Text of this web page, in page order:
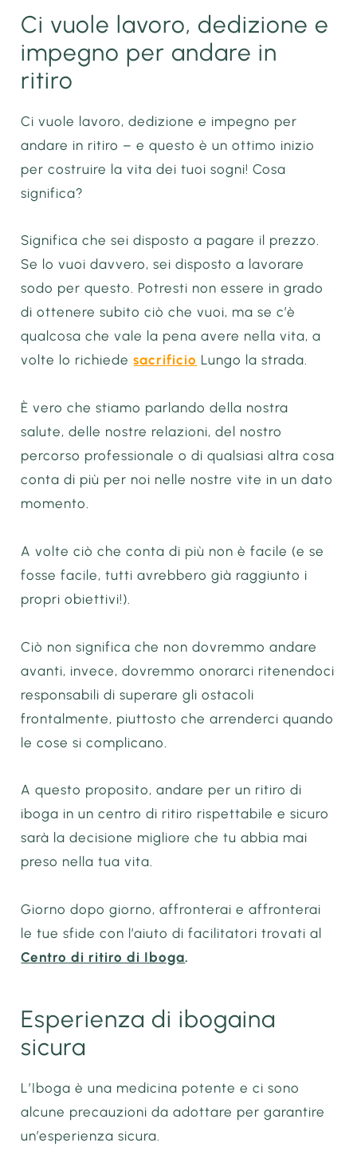
Ci vuole lavoro, dedizione e
impegno per andare in
ritiro
Ci vuole lavoro, dedizione e impegno per
andare in ritiro – e questo è un ottimo inizio
per costruire la vita dei tuoi sogni! Cosa
significa?
Significa che sei disposto a pagare il prezzo.
Se lo vuoi davvero, sei disposto a lavorare
sodo per questo. Potresti non essere in grado
di ottenere subito ciò che vuoi, ma se c’è
qualcosa che vale la pena avere nella vita, a
volte lo richiedesacrificio Lungo la strada.
È vero che stiamo parlando della nostra
salute, delle nostre relazioni, del nostro
percorso professionale o di qualsiasi altra cosa
conta di più per noi nelle nostre vite in un dato
momento.
A volte ciò che conta di più non è facile (e se
fosse facile, tutti avrebbero già raggiunto i
propri obiettivi!).
Ciò non significa che non dovremmo andare
avanti, invece, dovremmo onorarci ritenendoci
responsabili di superare gli ostacoli
frontalmente, piuttosto che arrenderci quando
le cose si complicano.
A questo proposito, andare per un ritiro di
iboga in un centro di ritiro rispettabile e sicuro
sarà la decisione migliore che tu abbia mai
preso nella tua vita.
Giorno dopo giorno, affronterai e affronterai
le tue sfide con l’aiuto di facilitatori trovati al
Centro di ritiro di Iboga.
Esperienza di ibogaina
sicura
L’Iboga è una medicina potente e ci sono
alcune precauzioni da adottare per garantire
un’esperienza sicura.